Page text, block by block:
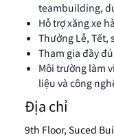
teambuilding,
Hỗ trợ xăng xe
Thưởng Lễ,
Tham gia đầy đủ
Môi trường làm
liệu và công
Địa chỉ
9th Floor, Suced